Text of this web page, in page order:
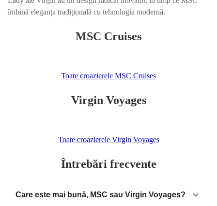
îmbină eleganța tradițională cu tehnologia modernă.
MSC Cruises
Toate croazierele MSC Cruises
Virgin Voyages
Toate croazierele Virgin Voyages
Întrebări frecvente
Care este mai bună, MSC sau Virgin Voyages?